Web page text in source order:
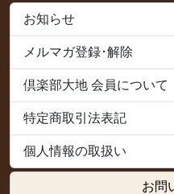
お知らせ
メルマガ登録･解除
倶楽部大地 会員について
特定商取引法表記
個人情報の取扱い
お問